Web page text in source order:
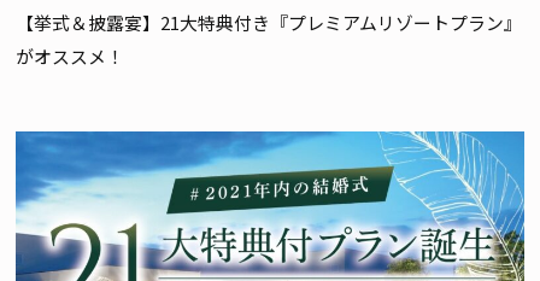
【挙式＆披露宴】21大特典付き『プレミアムリゾートプラン』
がオススメ！